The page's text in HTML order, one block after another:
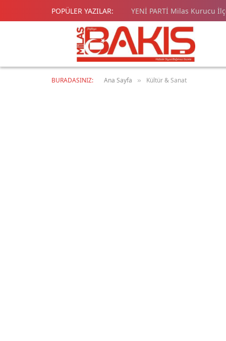
POPÜLER YAZILAR: YENİ PARTİ Milas Kurucu
BURADASINIZ: Ana Sayfa » Kültür & Sanat